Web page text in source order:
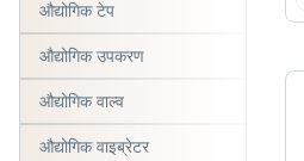
औद्योगिक टेप
औद्योगिक उपकरण
औद्योगिक वाल्व
औद्योगिक वाइब्रेटर